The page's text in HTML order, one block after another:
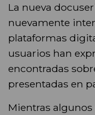
La nueva
nuevamente
plataformas
usuarios han
encontradas
presentadas en
Mientras